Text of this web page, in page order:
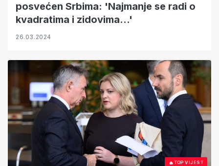
posvećen Srbima: 'Najmanje se radi o
kvadratima i zidovima...'
26.03.2024
🔥TOP VIJEST